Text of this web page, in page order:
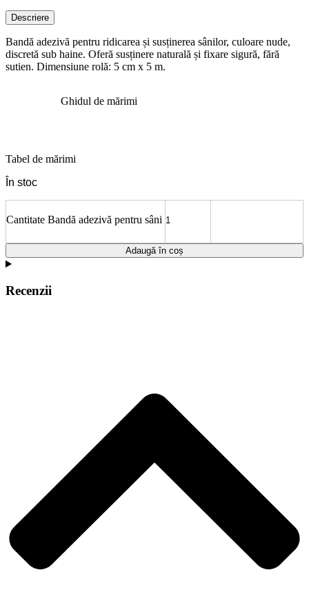
Descriere
Bandă adezivă pentru ridicarea și susținerea sânilor, culoare nude,
discretă sub haine. Oferă susținere naturală și fixare sigură, fără
sutien. Dimensiune rolă: 5 cm x 5 m.
Ghidul de mărimi
Tabel de mărimi
În stoc
Cantitate Bandă adezivă pentru sâni
Adaugă în coș
Recenzii